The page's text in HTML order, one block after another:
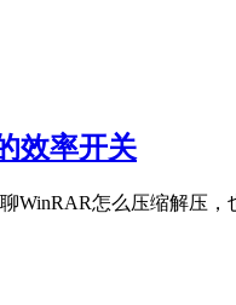
效率开关
怎么压缩解压